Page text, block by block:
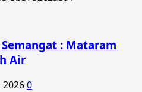
: Mataram
Air
20260